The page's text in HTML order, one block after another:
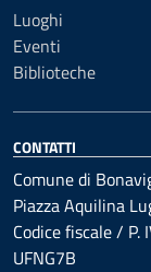
Luoghi
Eventi
Biblioteche
CONTATTI
Comune di
Piazza Aquilina
Codice fiscale /
UFNG7B